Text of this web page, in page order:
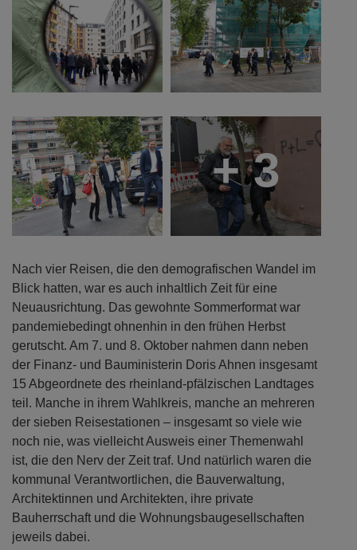
+ 3
Nach vier Reisen, die den demografischen Wandel im
Blick hatten, war es auch inhaltlich Zeit für eine
Neuausrichtung. Das gewohnte Sommerformat war
pandemiebedingt ohnenhin in den frühen Herbst
gerutscht. Am 7. und 8. Oktober nahmen dann neben
der Finanz- und Bauministerin Doris Ahnen insgesamt
15 Abgeordnete des rheinland-pfälzischen Landtages
teil. Manche in ihrem Wahlkreis, manche an mehreren
der sieben Reisestationen – insgesamt so viele wie
noch nie, was vielleicht Ausweis einer Themenwahl
ist, die den Nerv der Zeit traf. Und natürlich waren die
kommunal Verantwortlichen, die Bauverwaltung,
Architektinnen und Architekten, ihre private